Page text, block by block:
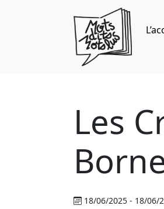
Les
18/06/2025 - 18/06/